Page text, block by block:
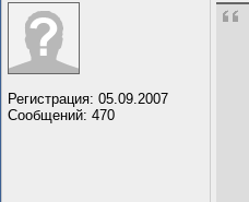
Регистрация: 05.09.2007
Сообщений: 470